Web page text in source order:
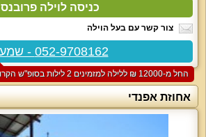
כניסה לוילה פרובנס
צור קשר עם בעל הוילה
052-9708162 - שמעון
החל מ-‏12000 ₪ ללילה למזמינים 2 לילות בסופ"ש הקרוב
אחוזת אפנדי